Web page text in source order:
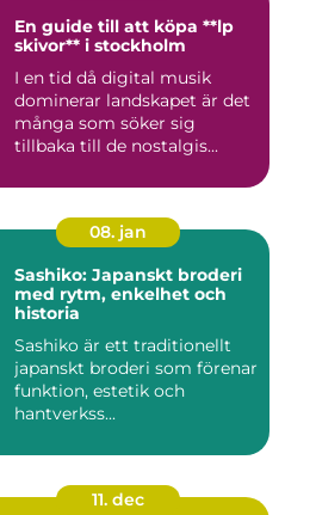
En guide till att köpa **lp
skivor** i stockholm
I en tid då digital musik
dominerar landskapet är det
många som söker sig
tillbaka till de nostalgis...
08. jan
Sashiko: Japanskt broderi
med rytm, enkelhet och
historia
Sashiko är ett traditionellt
japanskt broderi som förenar
funktion, estetik och
hantverkss...
11. dec